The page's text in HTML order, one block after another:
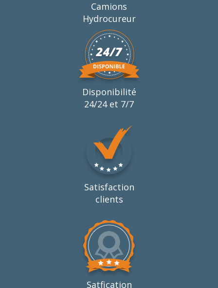
Camions
Hydrocureur
Disponibilité
24/24 et 7/7
Satisfaction
clients
Satfication